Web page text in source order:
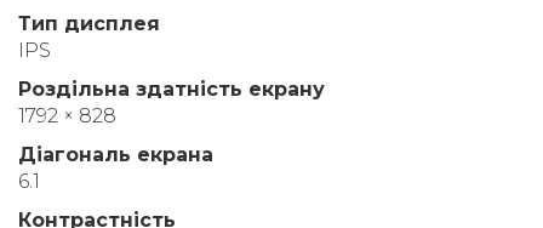
Тип дисплея
IPS
Роздільна здатність екрану
1792 × 828
Діагональ екрана
6.1
Контрастність